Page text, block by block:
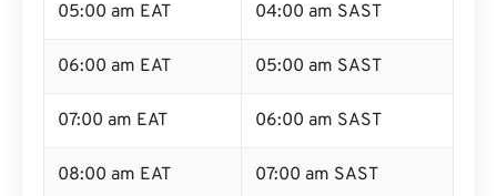
05:00 am EAT 04:00 am SAST
06:00 am EAT 05:00 am SAST
07:00 am EAT 06:00 am SAST
08:00 am EAT 07:00 am SAST